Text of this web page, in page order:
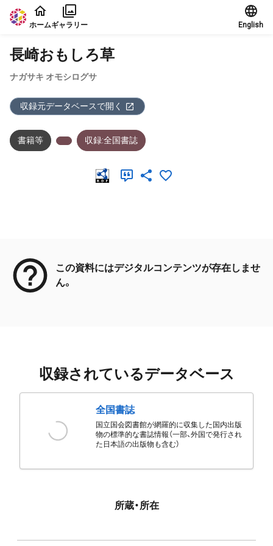
本文に飛ぶ
ホームギャラリー English
長崎おもしろ草
ナガサキ オモシログサ
収録元データベースで開く
書籍等 収録:全国書誌
この資料にはデジタルコンテンツが存在しませ
ん。
収録されているデータベース
全国書誌
国立国会図書館が網羅的に収集した国内出版
物の標準的な書誌情報（一部、外国で発行され
た日本語の出版物も含む）
所蔵・所在